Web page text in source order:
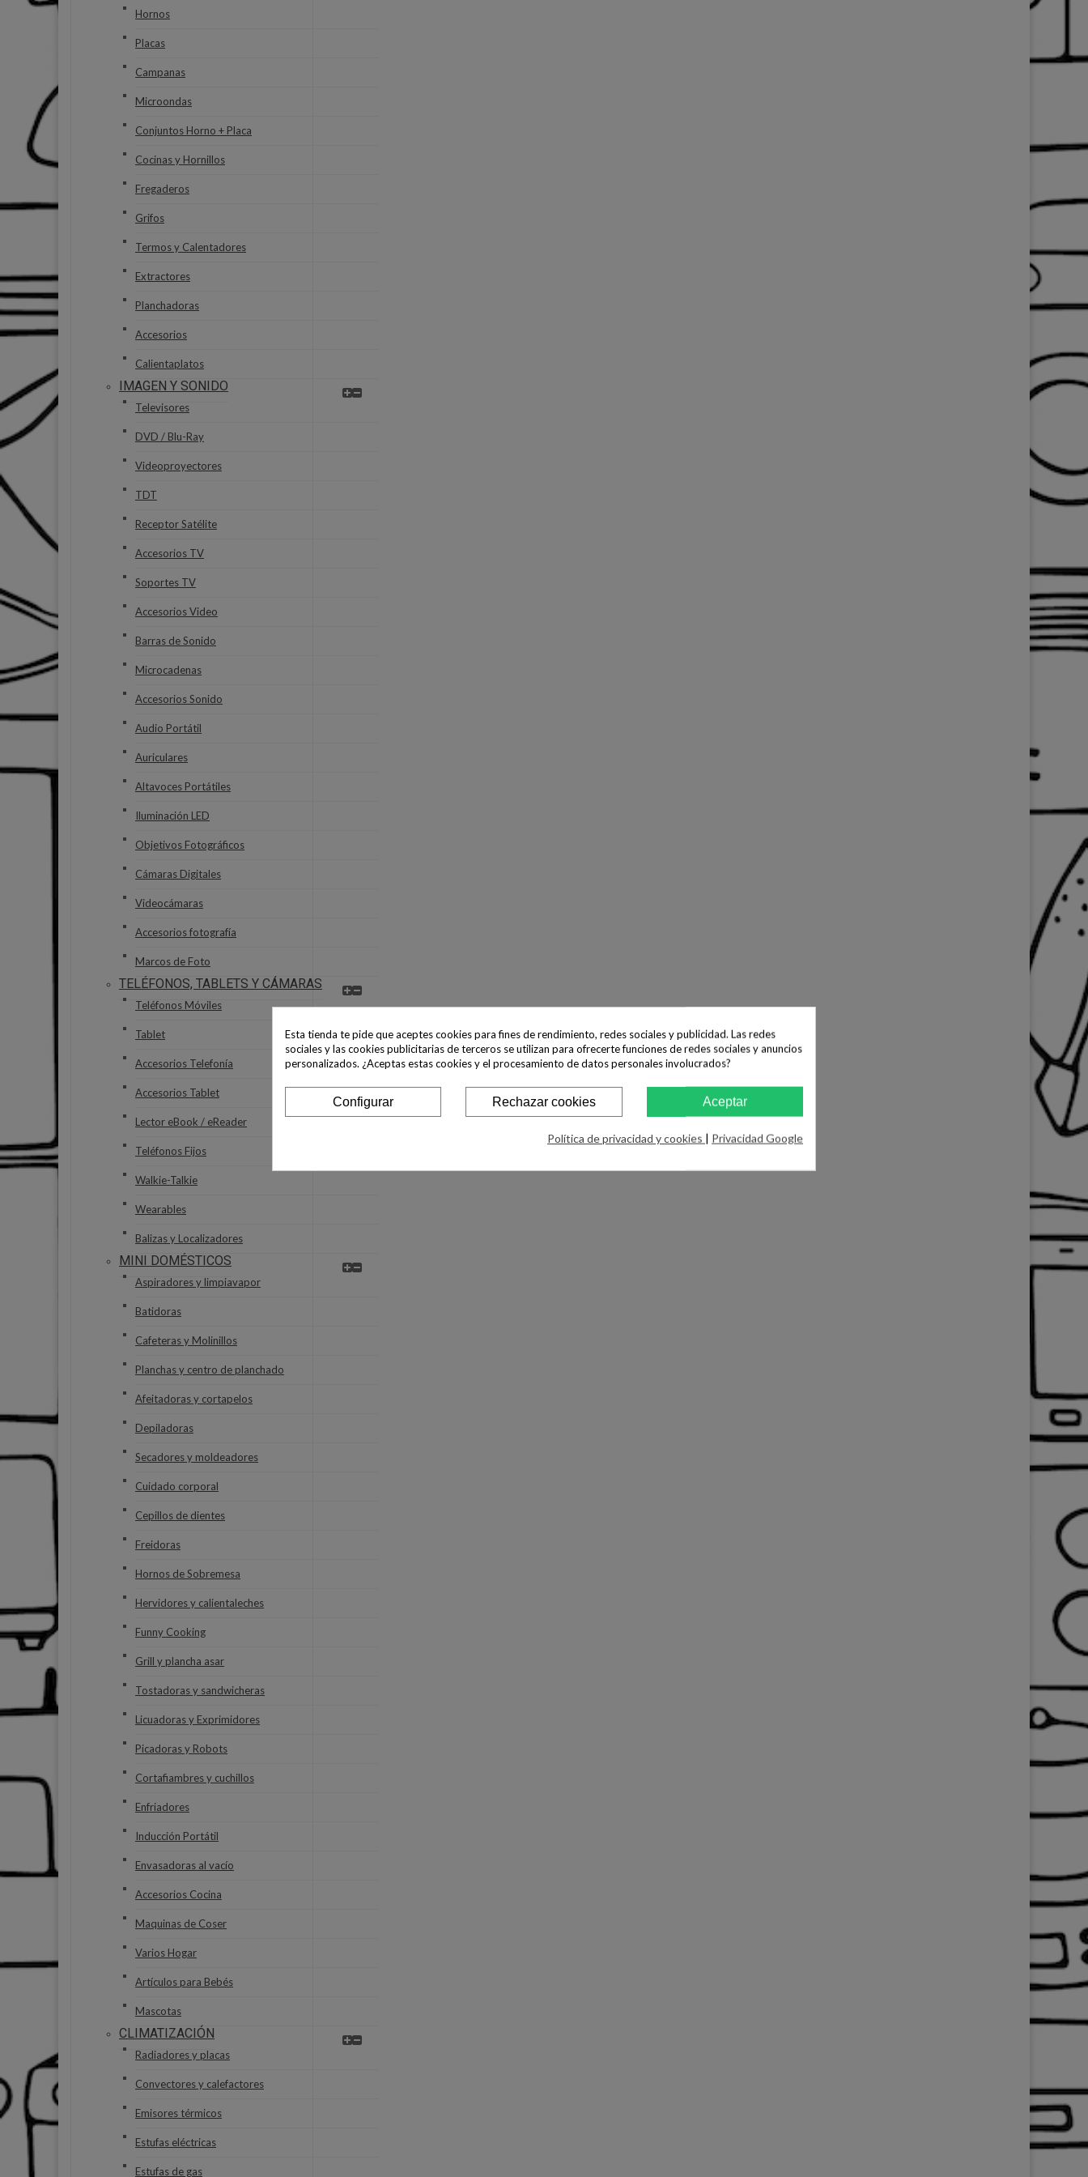
Hornos
Placas
Campanas
Microondas
Conjuntos Horno + Placa
Cocinas y Hornillos
Fregaderos
Grifos
Termos y Calentadores
Extractores
Planchadoras
Accesorios
Calientaplatos
IMAGEN Y SONIDO
Televisores
DVD / Blu-Ray
Videoproyectores
TDT
Receptor Satélite
Accesorios TV
Soportes TV
Accesorios Video
Barras de Sonido
Microcadenas
Accesorios Sonido
Audio Portátil
Auriculares
Altavoces Portátiles
Iluminación LED
Objetivos Fotográficos
Cámaras Digitales
Videocámaras
Accesorios fotografía
Marcos de Foto
TELÉFONOS, TABLETS Y CÁMARAS
Teléfonos Móviles
Tablet
Accesorios Telefonía
Accesorios Tablet
Lector eBook / eReader
Teléfonos Fijos
Walkie-Talkie
Wearables
Balizas y Localizadores
MINI DOMÉSTICOS
Aspiradores y limpiavapor
Batidoras
Cafeteras y Molinillos
Planchas y centro de planchado
Afeitadoras y cortapelos
Depiladoras
Secadores y moldeadores
Cuidado corporal
Cepillos de dientes
Freidoras
Hornos de Sobremesa
Hervidores y calientaleches
Funny Cooking
Grill y plancha asar
Tostadoras y sandwicheras
Licuadoras y Exprimidores
Picadoras y Robots
Cortafiambres y cuchillos
Enfriadores
Inducción Portátil
Envasadoras al vacío
Accesorios Cocina
Maquinas de Coser
Varios Hogar
Artículos para Bebés
Mascotas
CLIMATIZACIÓN
Radiadores y placas
Convectores y calefactores
Emisores térmicos
Estufas eléctricas
Estufas de gas
Esta tienda te pide que aceptes cookies para fines de rendimiento, redes sociales y publicidad. Las redes
sociales y las cookies publicitarias de terceros se utilizan para ofrecerte funciones de redes sociales y anuncios
personalizados. ¿Aceptas estas cookies y el procesamiento de datos personales involucrados?
Aceptar
Rechazar cookies
Configurar
Política de privacidad y cookies | Privacidad Google